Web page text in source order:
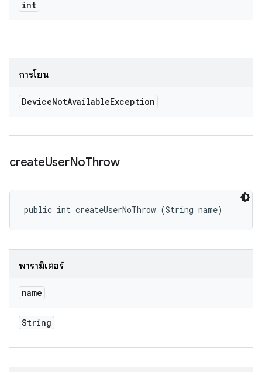
int
การโยน
DeviceNotAvailableException
createUserNoThrow
public int createUserNoThrow (String name)
พารามิเตอร์
name
String